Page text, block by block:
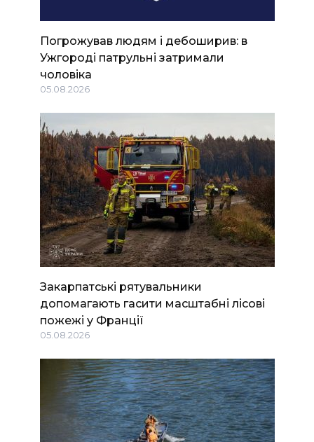
Погрожував людям і дебоширив: в
Ужгороді патрульні затримали
чоловіка
05.08.2026
Закарпатські рятувальники
допомагають гасити масштабні лісові
пожежі у Франції
05.08.2026